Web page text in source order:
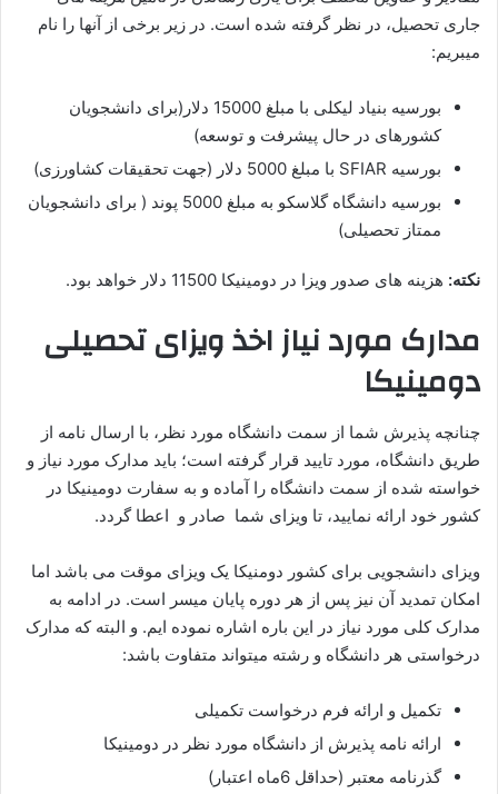
جاری تحصیل، در نظر گرفته شده است. در زیر برخی از آنها را نام
میبریم:
بورسیه بنیاد لیکلی با مبلغ 15000 دلار(برای دانشجویان
کشورهای در حال پیشرفت و توسعه)
بورسیه SFIAR با مبلغ 5000 دلار (جهت تحقیقات کشاورزی)
بورسیه دانشگاه گلاسکو به مبلغ 5000 پوند ( برای دانشجویان
ممتاز تحصیلی)
نکته: هزینه های صدور ویزا در دومینیکا 11500 دلار خواهد بود.
مدارک مورد نیاز اخذ ویزای تحصیلی
دومینیکا
چنانچه پذیرش شما از سمت دانشگاه مورد نظر، با ارسال نامه از
طریق دانشگاه، مورد تایید قرار گرفته است؛ باید مدارک مورد نیاز و
خواسته شده از سمت دانشگاه را آماده و به سفارت دومینیکا در
کشور خود ارائه نمایید، تا ویزای شما صادر و اعطا گردد.
ویزای دانشجویی برای کشور دومنیکا یک ویزای موقت می باشد اما
امکان تمدید آن نیز پس از هر دوره پایان میسر است. در ادامه به
مدارک کلی مورد نیاز در این باره اشاره نموده ایم. و البته که مدارک
درخواستی هر دانشگاه و رشته میتواند متفاوت باشد:
تکمیل و ارائه فرم درخواست تکمیلی
ارائه نامه پذیرش از دانشگاه مورد نظر در دومینیکا
گذرنامه معتبر (حداقل 6ماه اعتبار)